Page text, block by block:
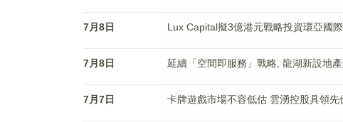
7月8日 Lux Capital擬3億港元戰略投資環亞國
7月8日 延續「空間即服務」戰略, 龍湖新設地
7月7日 卡牌遊戲市場不容低估 雲湧控股具領先